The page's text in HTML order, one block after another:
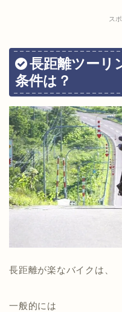
ス
長距離ツーリ
条件は？
長距離が楽なバイクは、
一般的には